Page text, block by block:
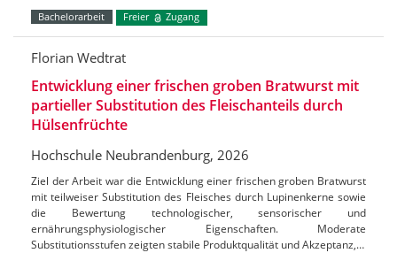
Bachelorarbeit Freier Zugang
Florian Wedtrat
Entwicklung einer frischen groben Bratwurst mit
partieller Substitution des Fleischanteils durch
Hülsenfrüchte
Hochschule Neubrandenburg, 2026
Ziel der Arbeit war die Entwicklung einer frischen groben Bratwurst
mit teilweiser Substitution des Fleisches durch Lupinenkerne sowie
die Bewertung technologischer, sensorischer und
ernährungsphysiologischer Eigenschaften. Moderate
Substitutionsstufen zeigten stabile Produktqualität und Akzeptanz,…